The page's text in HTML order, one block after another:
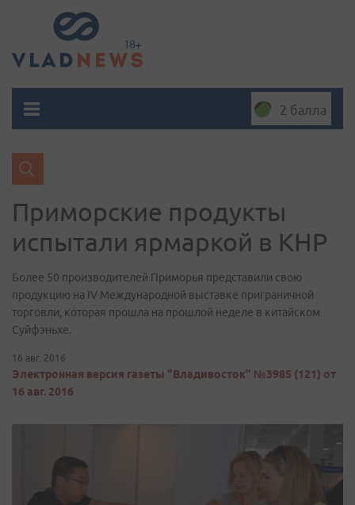
2 балла
Приморские продукты
испытали ярмаркой в КНР
Более 50 производителей Приморья представили свою
продукцию на IV Международной выставке приграничной
торговли, которая прошла на прошлой неделе в китайском
Суйфэньхе.
16 авг. 2016
Электронная версия газеты "Владивосток" №3985 (121) от
16 авг. 2016